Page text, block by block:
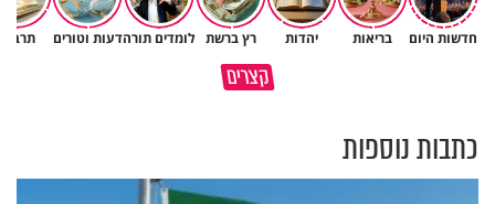
חדשות היום בריאות יהדות רץ ברשת לומדים תורהדעות וטורים
קצרים
כל מה שנשבר יכול להיבנות מחדש
גם השולחן שבת שאתם מסדרים
כתבות נוספות